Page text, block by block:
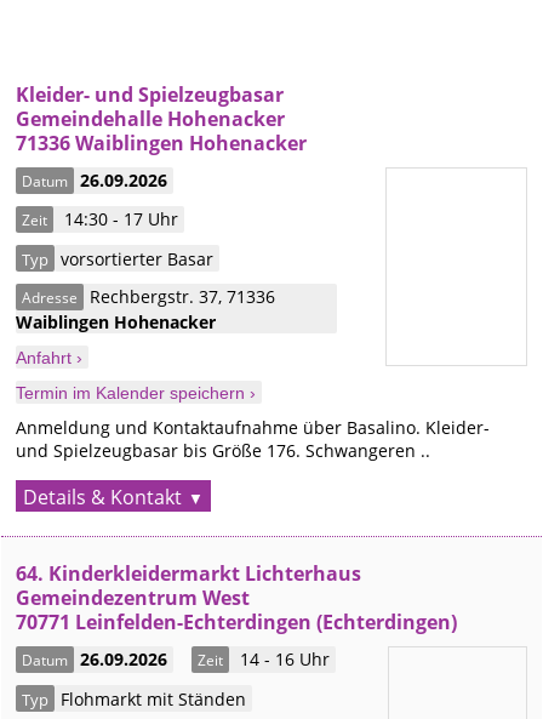
Kleider- und Spielzeugbasar
Gemeindehalle Hohenacker
71336 Waiblingen Hohenacker
Datum 26.09.2026
Zeit 14:30 - 17 Uhr
Typ vorsortierter Basar
Adresse Rechbergstr. 37,71336
Waiblingen Hohenacker
Anfahrt ›
Termin im Kalender speichern ›
Anmeldung und Kontaktaufnahme über Basalino. Kleider-
und Spielzeugbasar bis Größe 176. Schwangeren ..
Details & Kontakt
64. Kinderkleidermarkt Lichterhaus
Gemeindezentrum West
70771 Leinfelden-Echterdingen (Echterdingen)
Datum 26.09.2026 Zeit 14 - 16 Uhr
Typ Flohmarkt mit Ständen